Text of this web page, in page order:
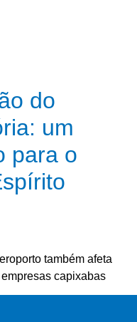
do
um
para o
também afeta
capixabas